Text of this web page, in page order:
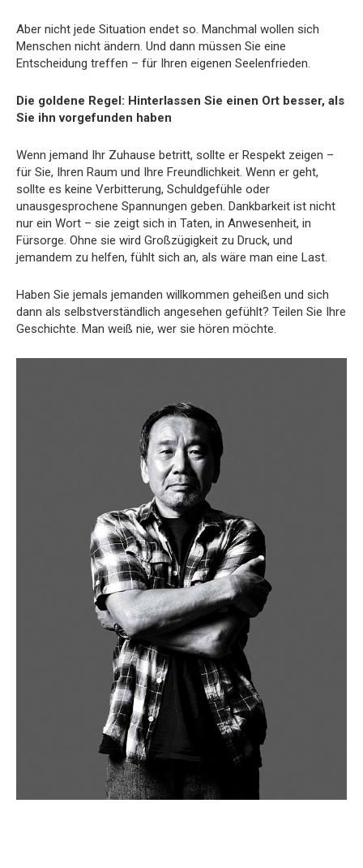
Aber nicht jede Situation endet so. Manchmal wollen sich
Menschen nicht ändern. Und dann müssen Sie eine
Entscheidung treffen – für Ihren eigenen Seelenfrieden.
Die goldene Regel: Hinterlassen Sie einen Ort besser, als
Sie ihn vorgefunden haben
Wenn jemand Ihr Zuhause betritt, sollte er Respekt zeigen –
für Sie, Ihren Raum und Ihre Freundlichkeit. Wenn er geht,
sollte es keine Verbitterung, Schuldgefühle oder
unausgesprochene Spannungen geben. Dankbarkeit ist nicht
nur ein Wort – sie zeigt sich in Taten, in Anwesenheit, in
Fürsorge. Ohne sie wird Großzügigkeit zu Druck, und
jemandem zu helfen, fühlt sich an, als wäre man eine Last.
Haben Sie jemals jemanden willkommen geheißen und sich
dann als selbstverständlich angesehen gefühlt? Teilen Sie Ihre
Geschichte. Man weiß nie, wer sie hören möchte.